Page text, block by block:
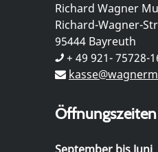
Richard Wagner
Richard-Wagner-
95444 Bayreuth
+ 49 921- 75728-